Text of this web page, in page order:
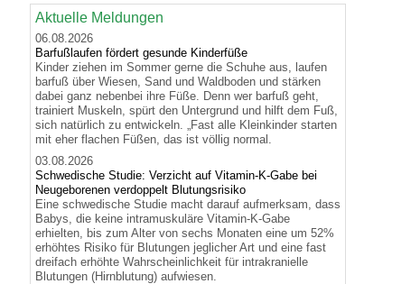
Aktuelle Meldungen
06.08.2026
Barfußlaufen fördert gesunde Kinderfüße
Kinder ziehen im Sommer gerne die Schuhe aus, laufen
barfuß über Wiesen, Sand und Waldboden und stärken
dabei ganz nebenbei ihre Füße. Denn wer barfuß geht,
trainiert Muskeln, spürt den Untergrund und hilft dem Fuß,
sich natürlich zu entwickeln. „Fast alle Kleinkinder starten
mit eher flachen Füßen, das ist völlig normal.
03.08.2026
Schwedische Studie: Verzicht auf Vitamin-K-Gabe bei
Neugeborenen verdoppelt Blutungsrisiko
Eine schwedische Studie macht darauf aufmerksam, dass
Babys, die keine intramuskuläre Vitamin-K-Gabe
erhielten, bis zum Alter von sechs Monaten eine um 52%
erhöhtes Risiko für Blutungen jeglicher Art und eine fast
dreifach erhöhte Wahrscheinlichkeit für intrakranielle
Blutungen (Hirnblutung) aufwiesen.